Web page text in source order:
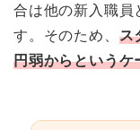
合は他の新入職員
す。そのため、 ス
円弱からというケ